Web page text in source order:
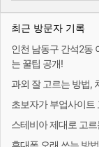
최근 방문자 기록
인천 남동구 간석2동
는 꿀팁 공개!
과외 잘 고르는 방법,
초보자가 부업사이트
스테비아 제대로 고
휴대폰 오래 쓰는 방